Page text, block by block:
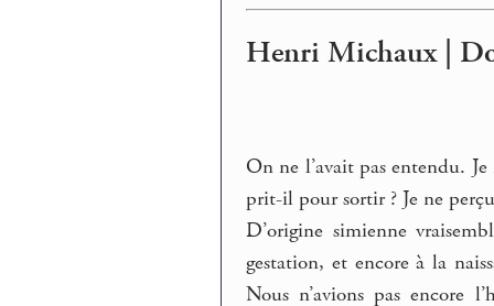
Henri Michaux |
On ne l’avait pas entendu.
prit-il pour sortir ? Je ne
D’origine simienne
gestation, et encore à la
Nous n’avions pas encore